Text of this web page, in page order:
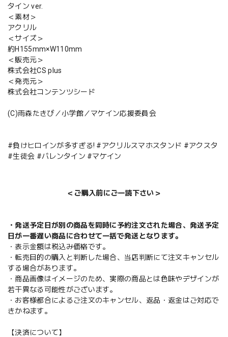
タイン ver.
＜素材＞
アクリル
＜サイズ＞
約H155mm×W110mm
＜販売元＞
株式会社CS plus
＜発売元＞
株式会社コンテンツシード
(C)雨森たきび／小学館／マケイン応援委員会
#負けヒロインが多すぎる! #アクリルスマホスタンド #アクスタ
#生徒会 #バレンタイン #マケイン
＜ご購入前にご一読下さい＞
・発送予定日が別の商品を同時に予約注文された場合、発送予定
日が一番遅い商品に合わせて一括で発送となります。
・表示金額は税込み価格です。
・転売目的の購入と判断した場合、当店判断にて注文キャンセル
する場合があります。
・商品画像はイメージのため、実際の商品とは色味やデザインが
若干異なる可能性がございます。
・お客様都合によるご注文のキャンセル、返品・返金はご対応で
きかねます。
【決済について】